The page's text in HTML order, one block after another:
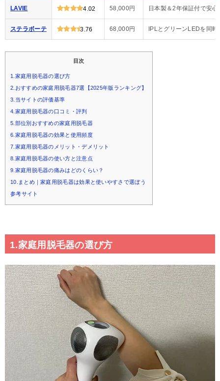
LAVIE 4.02 58,000円 日本製＆2年保証付で安
ステラボーテ 3.76 68,000円 IPLとグリーンLEDを同
目次
1.家庭用脱毛器の選び方
2.おすすめの家庭用脱毛器7選【2025年版ランキング】
3.当サイトの評価基準
4.家庭用脱毛器の口コミ・評判
5.部位別おすすめの家庭用脱毛器
6.家庭用脱毛器の効果と使用頻度
7.家庭用脱毛器のメリット・デメリット
8.家庭用脱毛器の使い方と注意点
9.家庭用脱毛器の痛みはどのくらい？
10.まとめ｜家庭用脱毛器は効果と使いやすさで選ぼう
参考サイト
1.家庭用脱毛器の選び方